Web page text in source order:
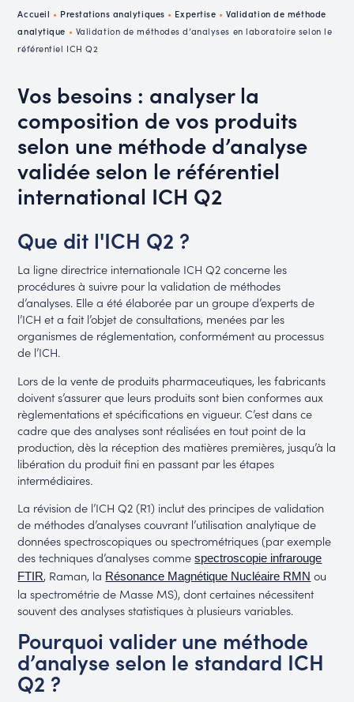
Accueil • Prestations analytiques • Expertise •Validation de méthode
analytique • Validation de méthodes d’analyses en laboratoire selon le
référentiel ICH Q2
Vos besoins : analyser la
composition de vos produits
selon une méthode d’analyse
validée selon le référentiel
international ICH Q2
Que dit l'ICH Q2 ?
La ligne directrice internationale ICH Q2 concerne les
procédures à suivre pour la validation de méthodes
d’analyses. Elle a été élaborée par un groupe d’experts de
l’ICH et a fait l’objet de consultations, menées par les
organismes de réglementation, conformément au processus
de l’ICH.
Lors de la vente de produits pharmaceutiques, les fabricants
doivent s’assurer que leurs produits sont bien conformes aux
règlementations et spécifications en vigueur. C’est dans ce
cadre que des analyses sont réalisées en tout point de la
production, dès la réception des matières premières, jusqu’à la
libération du produit fini en passant par les étapes
intermédiaires.
La révision de l’ICH Q2 (R1) inclut des principes de validation
de méthodes d’analyses couvrant l’utilisation analytique de
données spectroscopiques ou spectrométriques (par exemple
des techniques d’analyses commespectroscopie infrarouge
FTIR, Raman, la Résonance Magnétique Nucléaire RMN ou
la spectrométrie de Masse MS), dont certaines nécessitent
souvent des analyses statistiques à plusieurs variables.
Pourquoi valider une méthode
d’analyse selon le standard ICH
Q2 ?